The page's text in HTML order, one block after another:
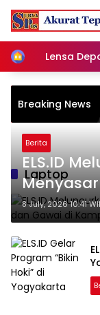
Skip
content
HomeLensa
Breaking News
Group, tidak
Laptop
Berita
ELS.ID
8 July, 2026 10:41